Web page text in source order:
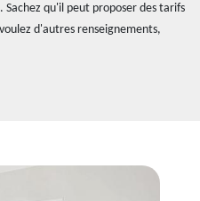
qu'il peut proposer des tarifs
d'autres renseignements,